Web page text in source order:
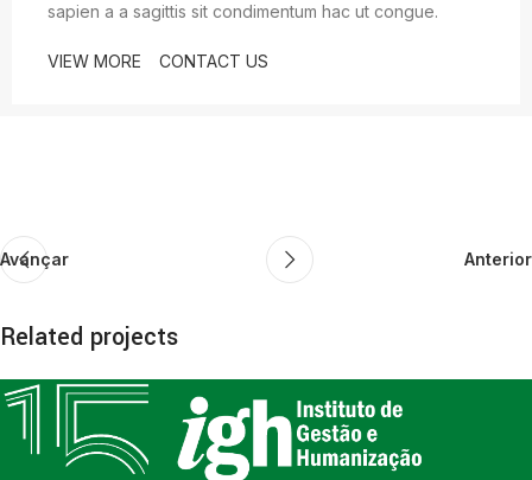
sapien a a sagittis sit condimentum hac ut congue.
VIEW MORE CONTACT US
Avançar Anterior
Related projects
Rhoncus quisque sollicitudin